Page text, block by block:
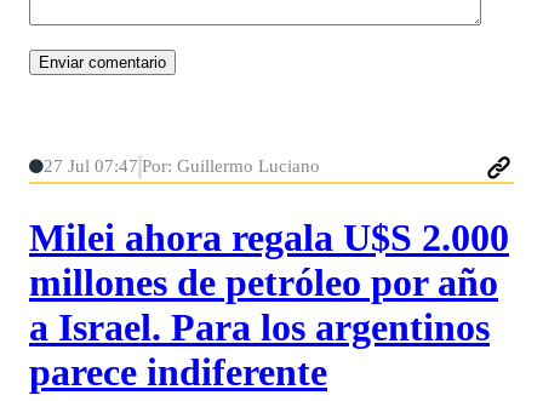
27 Jul 07:47 Por: Guillermo Luciano
Milei ahora regala U$S 2.000
millones de petróleo por año
a Israel. Para los argentinos
parece indiferente